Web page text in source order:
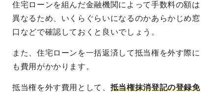
住宅ローンを組んだ金融機関によって手数料の額は
異なるため、いくらぐらいになるのかあらかじめ窓
口などで確認しておくと良いでしょう。
また、住宅ローンを一括返済して抵当権を外す際に
も費用がかかります。
抵当権を外す費用として、 抵当権抹消登記の登録免